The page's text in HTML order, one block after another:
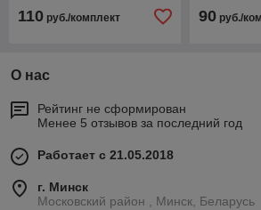
110 руб./комплект 90руб./
О нас
Рейтинг не сформирован
Менее 5 отзывов за последний год
Работает с 21.05.2018
г. Минск
Московский район , Минск, Беларусь